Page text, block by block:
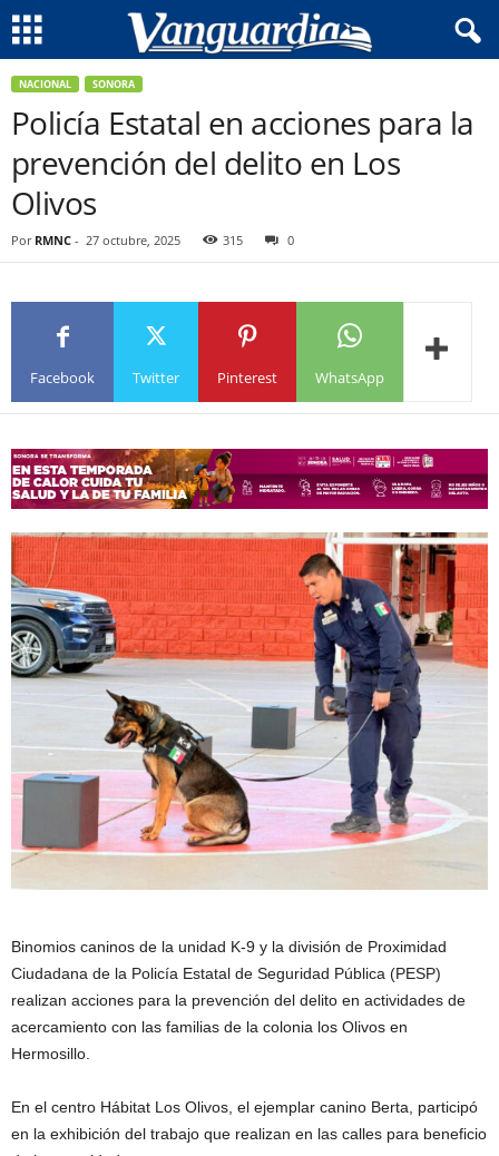
NACIONAL SONORA
Policía Estatal en acciones para la
prevención del delito en Los
Olivos
Por RMNC - 27 octubre, 2025 315 0
Facebook Twitter Pinterest WhatsApp
Binomios caninos de la unidad K-9 y la división de Proximidad
Ciudadana de la Policía Estatal de Seguridad Pública (PESP)
realizan acciones para la prevención del delito en actividades de
acercamiento con las familias de la colonia los Olivos en
Hermosillo.
En el centro Hábitat Los Olivos, el ejemplar canino Berta, participó
en la exhibición del trabajo que realizan en las calles para beneficio